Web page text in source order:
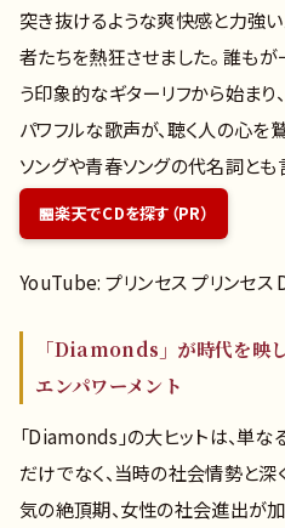
突き抜けるような爽快感と力強
者たちを熱狂させました。 誰も
う印象的なギターリフから始まり
パワフルな歌声が、聴く人の心を
ソングや青春ソングの代名詞とも
楽天でCDを探す（PR）
YouTube: プリンセス プリンセ
「Diamonds」が時代を映
エンパワーメント
「Diamonds」の大ヒットは、単
だけでなく、当時の社会情勢と深
気の絶頂期、女性の社会進出が加